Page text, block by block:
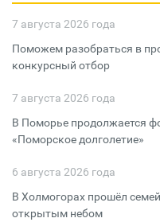
7 августа 2026 года
Поможем разобраться в
конкурсный отбор
7 августа 2026 года
В Поморье продолжается
«Поморское долголетие»
6 августа 2026 года
В Холмогорах прошёл
открытым небом